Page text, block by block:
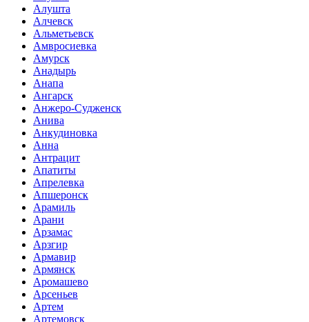
Алушта
Алчевск
Альметьевск
Амвросиевка
Амурск
Анадырь
Анапа
Ангарск
Анжеро-Судженск
Анива
Анкудиновка
Анна
Антрацит
Апатиты
Апрелевка
Апшеронск
Арамиль
Арани
Арзамас
Арзгир
Армавир
Армянск
Аромашево
Арсеньев
Артем
Артемовск